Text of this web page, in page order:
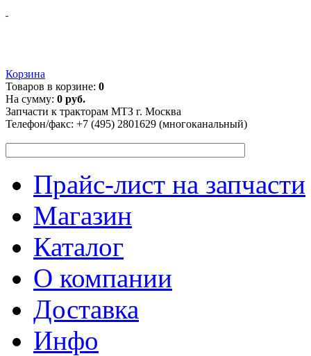
Корзина
Товаров в корзине: 0
На сумму: 0 руб.
Запчасти к тракторам МТЗ г. Москва
Телефон/факс: +7 (495) 2801629 (многоканальный)
Прайс-лист на запчасти
Магазин
Каталог
О компании
Доставка
Инфо